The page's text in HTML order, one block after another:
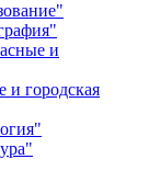
и
и городская